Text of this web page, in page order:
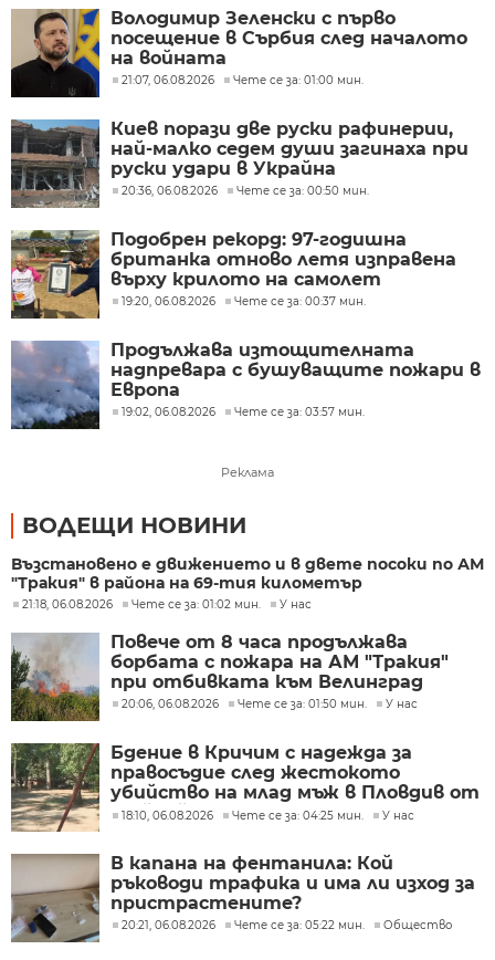
Володимир Зеленски с първо
посещение в Сърбия след началото
на войната
21:07, 06.08.2026 Чете се за: 01:00 мин.
Киев порази две руски рафинерии,
най-малко седем души загинаха при
руски удари в Украйна
20:36, 06.08.2026 Чете се за: 00:50 мин.
Подобрен рекорд: 97-годишна
британка отново летя изправена
върху крилото на самолет
19:20, 06.08.2026 Чете се за: 00:37 мин.
Продължава изтощителната
надпревара с бушуващите пожари в
Европа
19:02, 06.08.2026 Чете се за: 03:57 мин.
Реклама
ВОДЕЩИ НОВИНИ
Възстановено е движението и в двете посоки по АМ
"Тракия" в района на 69-тия километър
21:18, 06.08.2026 Чете се за: 01:02 мин. У нас
Повече от 8 часа продължава
борбата с пожара на АМ "Тракия"
при отбивката към Велинград
20:06, 06.08.2026 Чете се за: 01:50 мин. У нас
Бдение в Кричим с надежда за
правосъдие след жестокото
убийство на млад мъж в Пловдив от
тийнейджъри
18:10, 06.08.2026 Чете се за: 04:25 мин. У нас
В капана на фентанила: Кой
ръководи трафика и има ли изход за
пристрастените?
20:21, 06.08.2026 Чете се за: 05:22 мин. Общество